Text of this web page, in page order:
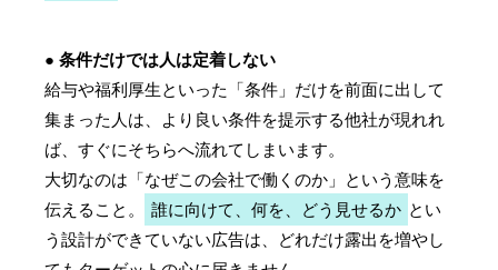
● 条件だけでは人は定着しない
給与や福利厚生といった「条件」だけを前面に出して
集まった人は、より良い条件を提示する他社が現れれ
ば、すぐにそちらへ流れてしまいます。
大切なのは「なぜこの会社で働くのか」という意味を
伝えること。
誰に向けて、何を、どう見せるか とい
う設計ができていない広告は、どれだけ露出を増やし